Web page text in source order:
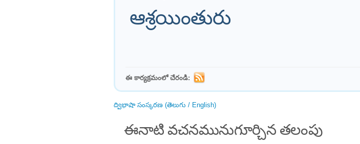
ఆశ్రయింతురు
ఈ కార్యక్రమంలో చేరండి:
ద్విభాషా సంస్కరణ (తెలుగు / English)
ఈనాటి వచనమునుగూర్చిన తలంపు